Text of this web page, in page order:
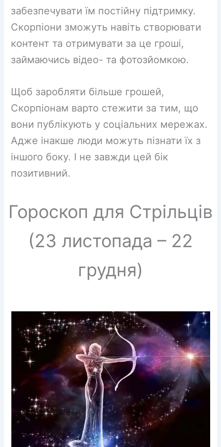
забезпечувати їм постійну підтримку.
Скорпіони зможуть навіть створювати
контент та отримувати за це гроші,
займаючись відео- та фотозйомкою.
Щоб заробляти більше грошей,
Скорпіонам варто стежити за тим, що
вони публікують у соціальних мережах.
Адже інакше люди можуть пізнати їх з
іншого боку. І не завжди цей бік
позитивний.
Гороскоп для Стрільців
(23 листопада – 22
грудня)